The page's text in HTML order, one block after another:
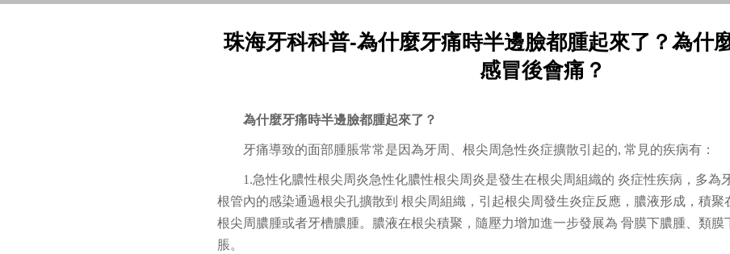
珠海牙科科普-為什麼牙痛時半邊臉都腫起來了？為什
感冒後會痛？
為什麼牙痛時半邊臉都腫起來了？
牙痛導致的面部腫脹常常是因為牙周、根尖周急性炎症擴散引起的, 常見的疾病有：
1.急性化膿性根尖周炎急性化膿性根尖周炎是發生在根尖周組織的 炎症性疾病，多為
根管內的感染通過根尖孔擴散到 根尖周組織，引起根尖周發生炎症反應，膿液形成，積聚
根尖周膿腫或者牙槽膿腫。膿液在根尖積聚，隨壓力增加進一步發展為 骨膜下膿腫、類膜
脹。